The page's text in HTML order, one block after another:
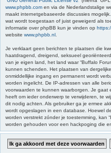
www.phpbb.com en via de Nederlandstalige
maakt internetgebaseerde discussies
wat wordt toegestaan of juist geweigerd als
informatie over phpBB kun je vinden op
website www.phpbb.nl
Je verklaart geen berichten te plaatsen die
haatdragend, dreigend, seksueel
van je eigen land, het land waar “Buffalo
kunnen schenden. Het plaatsen van
onmiddellijke ingang en permanent wordt
worden ingelicht. De IP-adressen van alle
voorwaarden te kunnen waarborgen. Je gaat
heeft om ieder onderwerp te verwijderen, te
dit nodig achten. Als gebruiker ga je ermee
wordt opgeslagen in een database. Hoewel
worden verstrekt zónder je toestemming, kan
worden gehouden voor een hackpoging die